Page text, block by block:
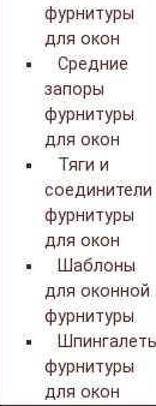
фурнитуры
для окон
Средние
запоры
фурнитуры
для окон
Тяги и
соединители
фурнитуры
для окон
Шаблоны
для оконной
фурнитуры
фурнитуры
для окон